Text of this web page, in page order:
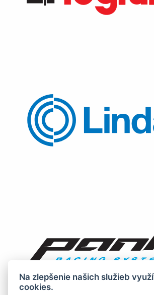
Na zlepšenie našich služieb
cookies.